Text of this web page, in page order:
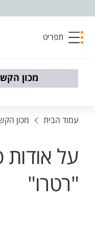
תפריט
מכון
עמוד הבית מכון
על
"רטרו"